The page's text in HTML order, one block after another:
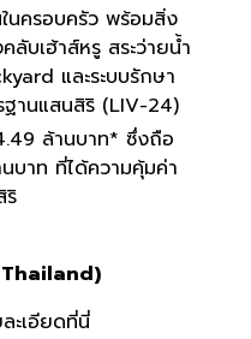
นครอบครัว พร้อมสิ่ง
บเฮ้าส์หรู สระว่ายน้ำ
และระบบรักษา
านแสนสิริ (LIV-24)
ล้านบาท* ซึ่งถือ
นบาท ที่ได้ความคุ้มค่า
ริ
Thailand)
ะเอียดที่นี่